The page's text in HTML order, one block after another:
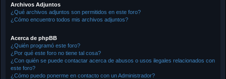
Archivos Adjuntos
¿Qué archivos adjuntos son permitidos en este foro?
¿Cómo encuentro todos mis archivos adjuntos?
Acerca de phpBB
¿Quién programó este foro?
¿Por qué este foro no tiene tal cosa?
¿Con quién se puede contactar acerca de abusos o usos ilegales relacionados con
este foro?
¿Cómo puedo ponerme en contacto con un Administrador?